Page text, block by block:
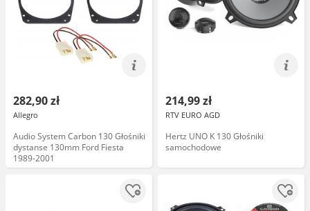
282,90 zł
Allegro
Audio System Carbon 130 Głośniki
dystanse 130mm Ford Fiesta
1989-2001
214,99 zł
RTV EURO AGD
Hertz UNO K 130 Głośniki
samochodowe